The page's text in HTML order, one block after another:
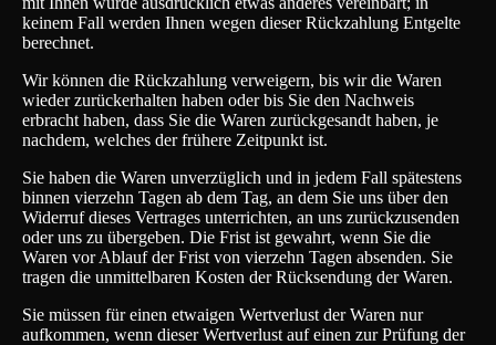
keinem Fall werden Ihnen wegen dieser Rückzahlung Entgelte
berechnet.
Wir können die Rückzahlung verweigern, bis wir die Waren
wieder zurückerhalten haben oder bis Sie den Nachweis
erbracht haben, dass Sie die Waren zurückgesandt haben, je
nachdem, welches der frühere Zeitpunkt ist.
Sie haben die Waren unverzüglich und in jedem Fall spätestens
binnen vierzehn Tagen ab dem Tag, an dem Sie uns über den
Widerruf dieses Vertrages unterrichten, an uns zurückzusenden
oder uns zu übergeben. Die Frist ist gewahrt, wenn Sie die
Waren vor Ablauf der Frist von vierzehn Tagen absenden. Sie
tragen die unmittelbaren Kosten der Rücksendung der Waren.
Sie müssen für einen etwaigen Wertverlust der Waren nur
aufkommen, wenn dieser Wertverlust auf einen zur Prüfung der